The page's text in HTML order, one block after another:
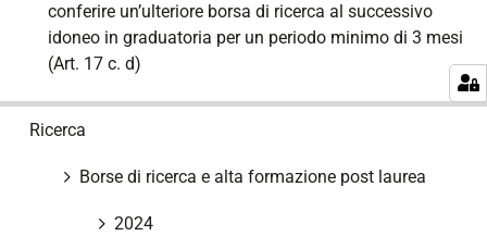
conferire un’ulteriore borsa di ricerca al successivo
idoneo in graduatoria per un periodo minimo di 3 mesi
(Art. 17 c. d)
Ricerca
Borse di ricerca e alta formazione post laurea
2024